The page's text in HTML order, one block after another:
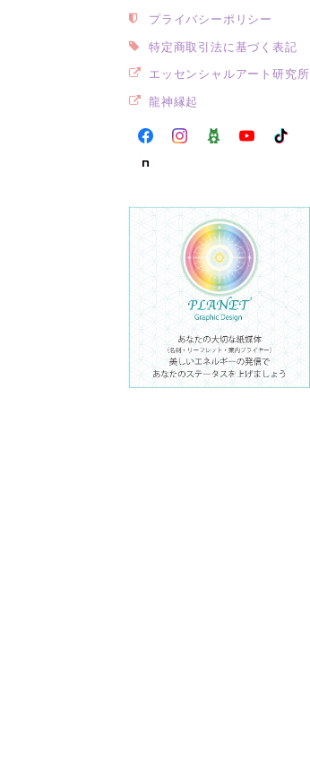
プライバシーポリシー
特定商取引法に基づく表記
エッセンシャルアート研究所
龍神縁起